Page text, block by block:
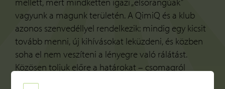
vagyunk a magunk területén. A QimiQ és a klub
azonos szenvedéllyel rendelkezik: mindig egy kicsit
tovább menni, új kihívásokat leküzdeni, és közben
soha el nem veszíteni a lényegre való rálátást.
Közösen toljuk előre a határokat – csomagról